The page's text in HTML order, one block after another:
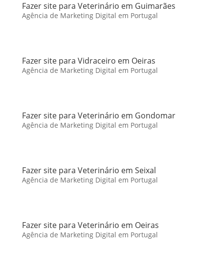
Fazer site para Veterinário em Guimarães
Agência de Marketing Digital em Portugal
Fazer site para Vidraceiro em Oeiras
Agência de Marketing Digital em Portugal
Fazer site para Veterinário em Gondomar
Agência de Marketing Digital em Portugal
Fazer site para Veterinário em Seixal
Agência de Marketing Digital em Portugal
Fazer site para Veterinário em Oeiras
Agência de Marketing Digital em Portugal